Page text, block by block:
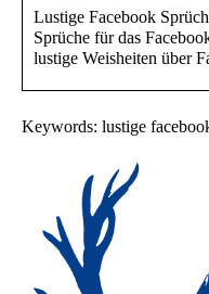
Lustige Facebook
Sprüche für das
lustige Weisheiten über
Keywords: lustige